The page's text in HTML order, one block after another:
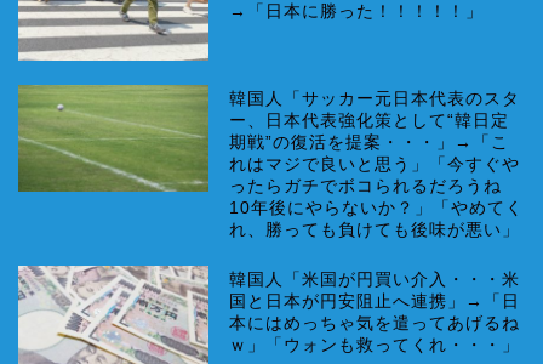
→「日本に勝った！！！！！」
韓国人「サッカー元日本代表のスタ
ー、日本代表強化策として“韓日定
期戦”の復活を提案・・・」→「こ
れはマジで良いと思う」「今すぐや
ったらガチでボコられるだろうね
10年後にやらないか？」「やめてく
れ、勝っても負けても後味が悪い」
韓国人「米国が円買い介入・・・米
国と日本が円安阻止へ連携」→「日
本にはめっちゃ気を遣ってあげるね
ｗ」「ウォンも救ってくれ・・・」